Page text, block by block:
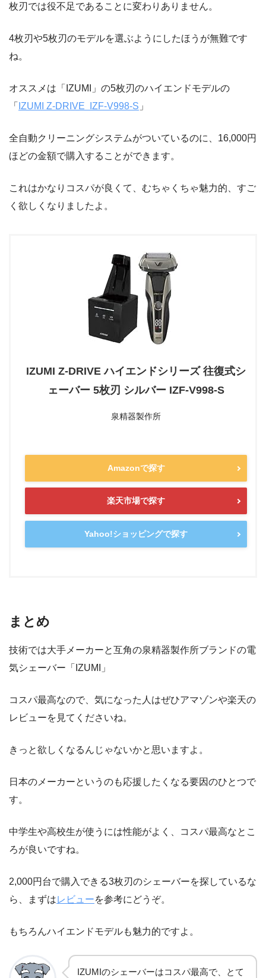
枚刃では役不足であることに変わりありません。
4枚刃や5枚刃のモデルを選ぶようにしたほうが無難です
ね。
オススメは「IZUMI」の5枚刃のハイエンドモデルの
「 IZUMI Z-DRIVE IZF-V998-S 」
全自動クリーニングシステムがついているのに、16,000円
ほどの金額で購入することができます。
これはかなりコスパが良くて、むちゃくちゃ魅力的、すご
く欲しくなりましたよ。
IZUMI Z-DRIVE ハイエンドシリーズ 往復式シ
ェーバー 5枚刃 シルバー IZF-V998-S
泉精器製作所
Amazonで探す
楽天市場で探す
Yahoo!ショッピングで探す
まとめ
技術では大手メーカーと互角の泉精器製作所ブランドの電
気シェーバー「IZUMI」
コスパ最高なので、気になった人はぜひアマゾンや楽天の
レビューを見てくださいね。
きっと欲しくなるんじゃないかと思いますよ。
日本のメーカーというのも応援したくなる要因のひとつで
す。
中学生や高校生が使うには性能がよく、コスパ最高なとこ
ろが良いですね。
2,000円台で購入できる3枚刃のシェーバーを探しているな
ら、まずはレビューを参考にどうぞ。
もちろんハイエンドモデルも魅力的ですよ。
IZUMIのシェーバーはコスパ最高で、とて